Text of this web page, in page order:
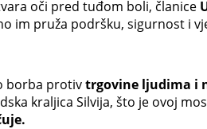
oči pred tuđom boli, članice
im pruža podršku, sigurnost i
borba protivtrgovine ljudima i
kraljica Silvija, što je ovoj